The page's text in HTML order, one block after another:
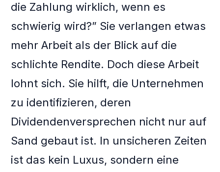
die Zahlung wirklich, wenn es
schwierig wird?” Sie verlangen etwas
mehr Arbeit als der Blick auf die
schlichte Rendite. Doch diese Arbeit
lohnt sich. Sie hilft, die Unternehmen
zu identifizieren, deren
Dividendenversprechen nicht nur auf
Sand gebaut ist. In unsicheren Zeiten
ist das kein Luxus, sondern eine